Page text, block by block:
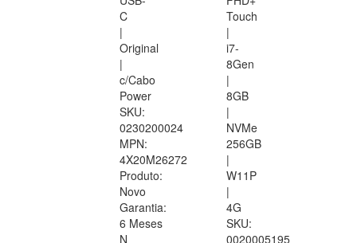
C
|
Original
|
c/Cabo
Power
SKU:
0230200024
MPN:
4X20M26272
Produto:
Novo
Garantia:
6 Meses
N
Touch
|
i7-
8Gen
|
8GB
|
NVMe
256GB
|
W11P
|
4G
SKU:
0020005195